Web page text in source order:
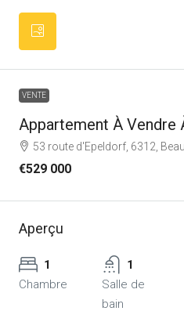
VENTE
Appartement À Vendre
53 route d'Epeldorf, 6312,
€529 000
Aperçu
1
Chambre
1
Salle de
bain